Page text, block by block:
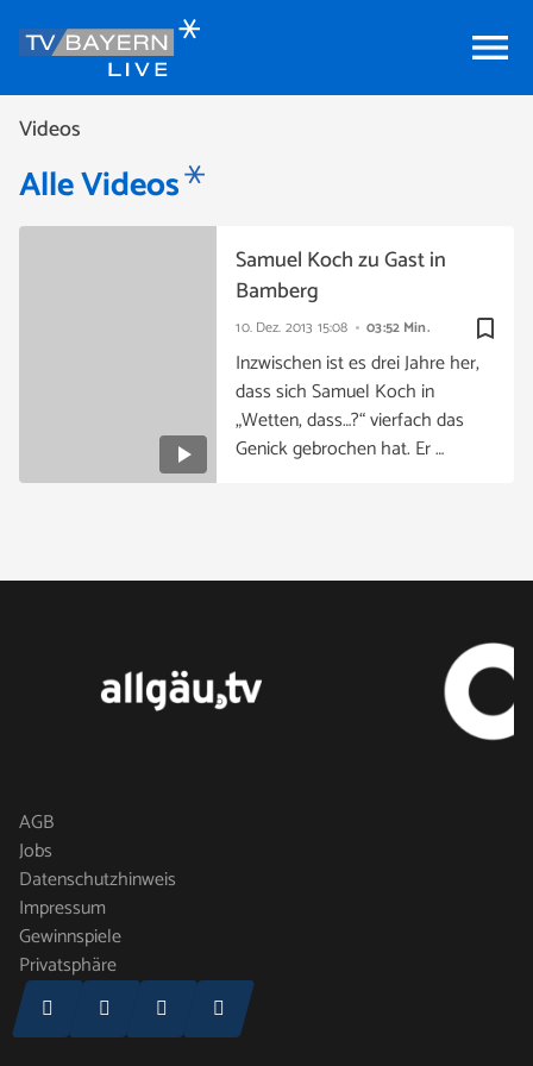
menu
Videos
Alle Videos
bookmark_border
10. Dez. 2013 15:08 03:52 Min.
Samuel Koch zu Gast in
Bamberg
Inzwischen ist es drei Jahre her,
dass sich Samuel Koch in
„Wetten, dass…?“ vierfach das
Genick gebrochen hat. Er …
AGB
Jobs
Datenschutzhinweis
Impressum
Gewinnspiele
Privatsphäre